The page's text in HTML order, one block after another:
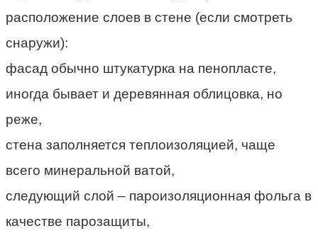
расположение слоев в стене (если смотреть
снаружи):
фасад обычно штукатурка на пенопласте,
иногда бывает и деревянная облицовка, но
реже,
стена заполняется теплоизоляцией, чаще
всего минеральной ватой,
следующий слой – пароизоляционная фольга в
качестве парозащиты,